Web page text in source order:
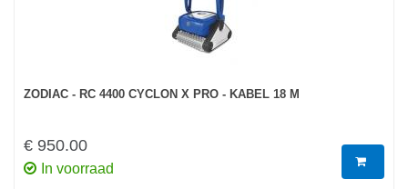
ZODIAC - RC 4400 CYCLON X PRO - KABEL 18 M
€ 950.00
In voorraad